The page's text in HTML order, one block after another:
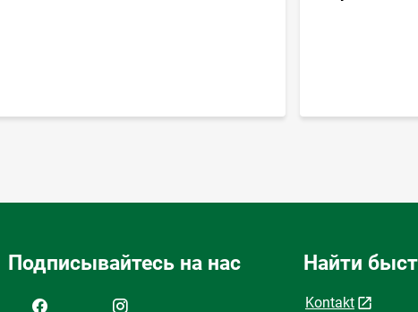
Подписывайтесь на нас Найти
Kontakt